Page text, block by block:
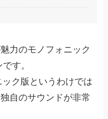
力のモノフォニック
す。
ク版というわけでは
自のサウンドが非常